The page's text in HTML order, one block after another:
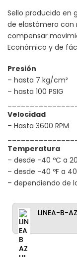
Sello producido en
de elastómero con
compensar
Económico y de
Presión
– hasta 7 kg/cm²
– hasta 100 PSIG
Velocidad
– Hasta 3600 RPM
Temperatura
– desde -40 ºC a
– desde -40 ºF a
– dependiendo de
LINEA-B-